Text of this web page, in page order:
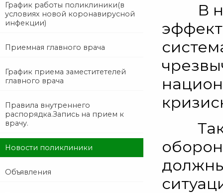
График работы поликлиники(в
условиях новой коронавирусной
инфекции)
Приемная главного врача
График приема заместитетелей
главного врача
Правила внутреннего
распорядка.Запись на прием к
врачу.
Новости поликлиники
Объявления
В